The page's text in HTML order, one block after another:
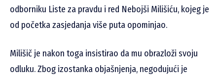
odborniku Liste za pravdu i red Nebojši Milišiću, kojeg je
od početka zasjedanja više puta opominjao.
Milišič je nakon toga insistirao da mu obrazloži svoju
odluku. Zbog izostanka objašnjenja, negodujući je